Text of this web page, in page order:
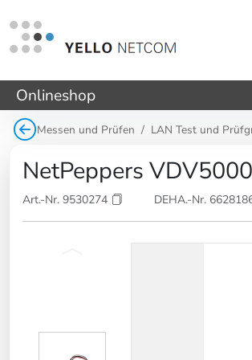
Onlineshop
Messen und Prüfen LAN Test und
NetPeppers
Art.-Nr. 9530274 DEHA.-Nr.